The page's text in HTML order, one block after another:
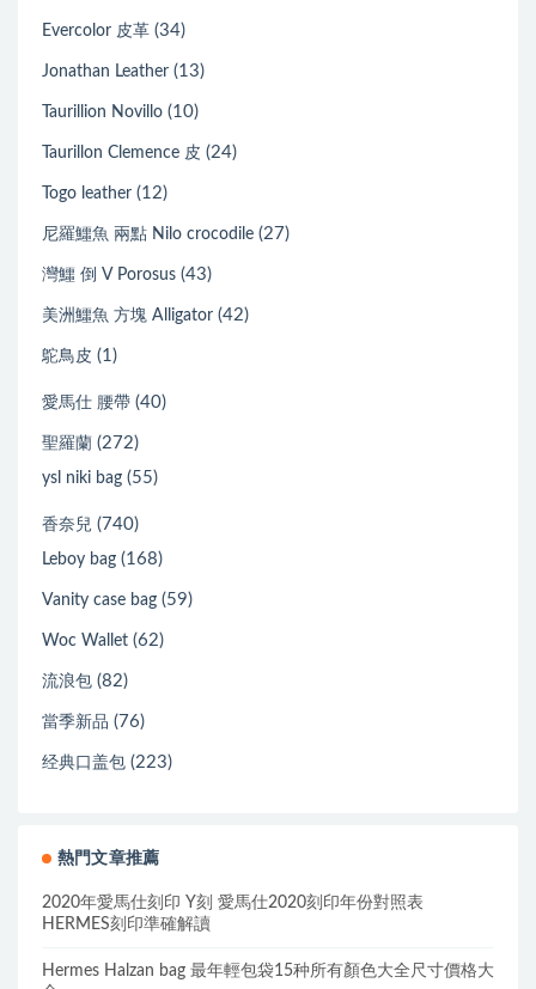
Evercolor 皮革 (34)
Jonathan Leather (13)
Taurillion Novillo (10)
Taurillon Clemence 皮 (24)
Togo leather (12)
尼羅鱷魚 兩點 Nilo crocodile (27)
灣鱷 倒 V Porosus (43)
美洲鱷魚 方塊 Alligator (42)
鴕鳥皮 (1)
愛馬仕 腰帶 (40)
聖羅蘭 (272)
ysl niki bag (55)
香奈兒 (740)
Leboy bag (168)
Vanity case bag (59)
Woc Wallet (62)
流浪包 (82)
當季新品 (76)
经典口盖包 (223)
熱門文章推薦
2020年愛馬仕刻印 Y刻 愛馬仕2020刻印年份對照表
HERMES刻印準確解讀
Hermes Halzan bag 最年輕包袋15种所有顏色大全尺寸價格大